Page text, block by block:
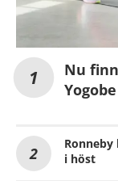
Nu
Yogobe
i höst